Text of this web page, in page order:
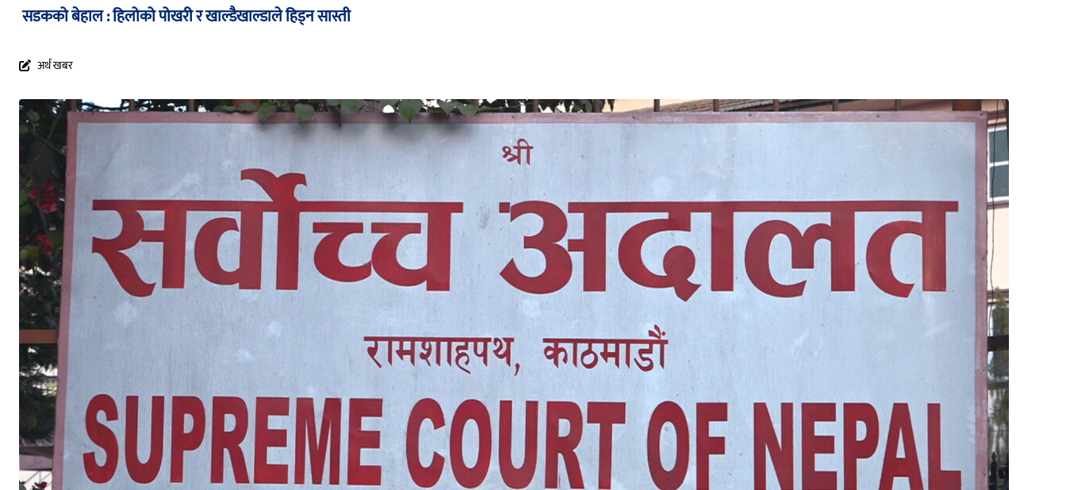
सडकको बेहाल : हिलोको पोखरी र खाल्डैखाल्डाले हिड्न सास्ती
अर्थ खबर